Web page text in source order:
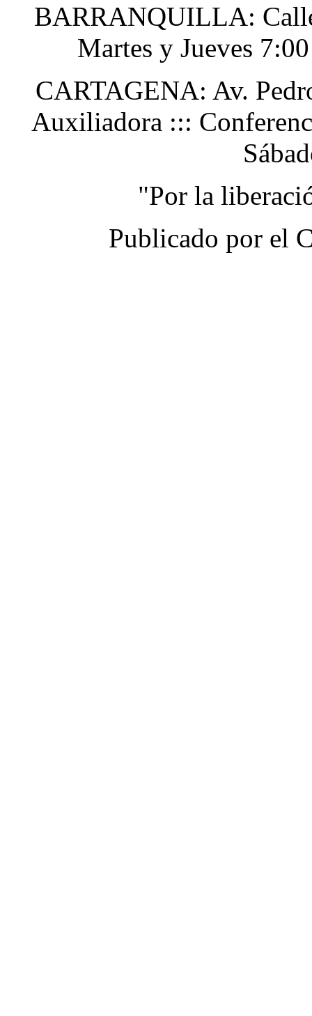
BARRANQUILLA:
Martes y Jueves
CARTAGENA: Av.
Auxiliadora :::
"Por la
Publicado por el